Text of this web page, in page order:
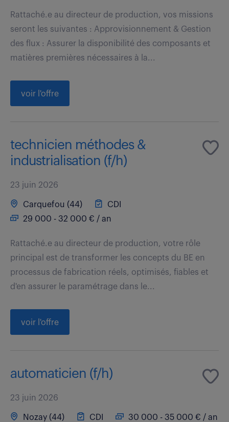
Rattaché.e au directeur de production, vos missions
seront les suivantes : Approvisionnement & Gestion
des flux : Assurer la disponibilité des composants et
matières premières nécessaires à la...
voir l'offre
technicien méthodes &
industrialisation (f/h)
23 juin 2026
Carquefou (44)
CDI
29 000 - 32 000 € / an
Rattaché.e au directeur de production, votre rôle
principal est de transformer les concepts du BE en
processus de fabrication réels, optimisés, fiables et
d'en assurer le paramétrage dans le...
voir l'offre
automaticien (f/h)
23 juin 2026
Nozay (44) CDI 30 000 - 35 000 € / an